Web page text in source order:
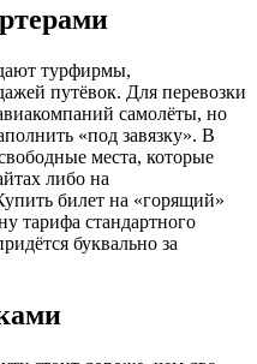
турфирмы,
путёвок. Для перевозки
самолёты, но
«под завязку». В
места, которые
либо на
билет на «горящий»
тарифа стандартного
буквально за